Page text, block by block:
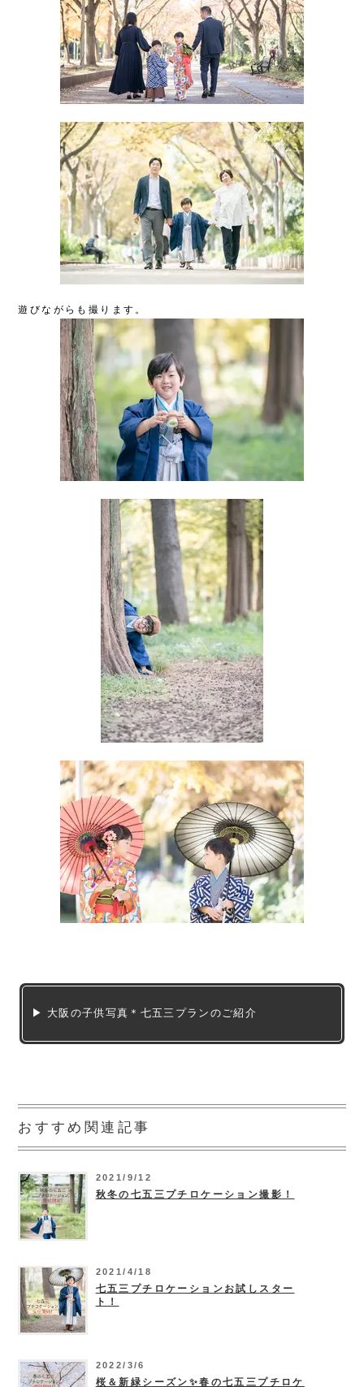
遊びながらも撮ります。
▶ 大阪の子供写真＊七五三プランのご紹介
おすすめ関連記事
2021/9/12
秋冬の七五三プチロケーション撮影！
2021/4/18
七五三プチロケーションお試しスター
ト！
2022/3/6
桜＆新緑シーズン✨春の七五三プチロケ